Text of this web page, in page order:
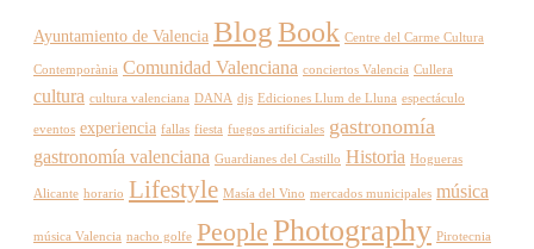
Ayuntamiento de Valencia BlogBook Centre del Carme Cultura
Contemporània Comunidad Valenciana conciertos Valencia Cullera
cultura cultura valenciana DANA djs Ediciones Llum de Lluna espectáculo
eventos experiencia fallas fiesta fuegos artificiales gastronomía
gastronomía valenciana Guardianes del Castillo Historia Hogueras
Alicante horario Lifestyle Masía del Vino mercados municipales música
música Valencia nacho golfe People Photography Pirotecnia